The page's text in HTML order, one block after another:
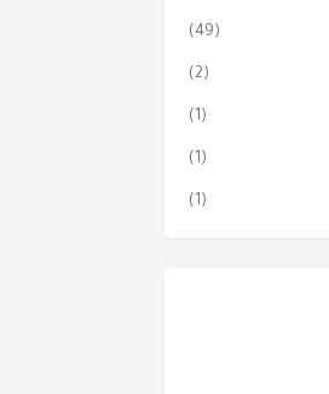
(49)
(2)
(1)
(1)
(1)